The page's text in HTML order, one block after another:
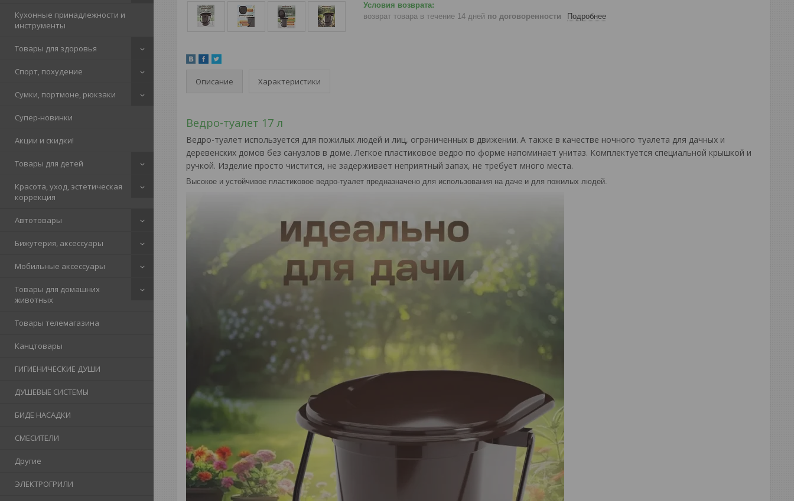
Кухонные принадлежности и
инструменты
Товары для здоровья
Спорт, похудение
Сумки, портмоне, рюкзаки
Супер-новинки
Акции и скидки!
Товары для детей
Красота, уход, эстетическая
коррекция
Автотовары
Бижутерия, аксессуары
Мобильные аксессуары
Товары для домашних
животных
Товары телемагазина
Канцтовары
ГИГИЕНИЧЕСКИЕ ДУШИ
ДУШЕВЫЕ СИСТЕМЫ
БИДЕ НАСАДКИ
СМЕСИТЕЛИ
Другие
ЭЛЕКТРОГРИЛИ
возврат товара в течение 14 дней по договоренности Подробнее
Описание Характеристики
Ведро-туалет 17 л
Ведро-туалет используется для пожилых людей и лиц, ограниченных в движении. А также в качестве ночного туалета для дачных и
деревенских домов без санузлов в доме. Легкое пластиковое ведро по форме напоминает унитаз. Комплектуется специальной крышкой и
ручкой. Изделие просто чистится, не задерживает неприятный запах, не требует много места.
Высокое и устойчивое пластиковое ведро-туалет предназначено для использования на даче и для пожилых людей.